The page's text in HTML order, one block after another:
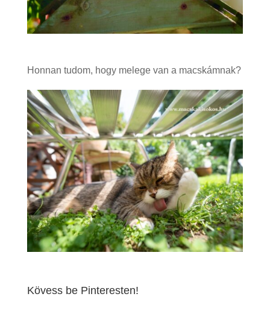
Honnan tudom, hogy melege van a macskámnak?
Kövess be Pinteresten!